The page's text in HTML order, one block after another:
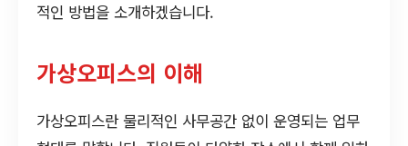
적인 방법을 소개하겠습니다.
가상오피스의 이해
가상오피스란 물리적인 사무공간 없이 운영되는 업무